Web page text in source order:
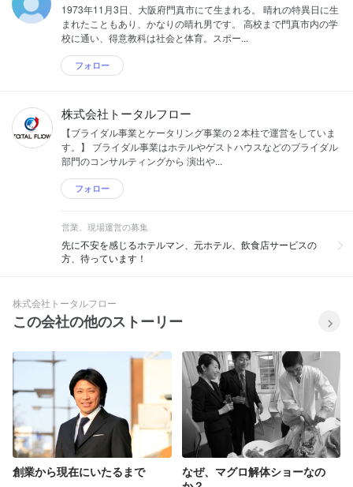
1973年11月3日、大阪府門真市にて生まれる。 晴れの特異日に生
まれたこともあり、かなりの晴れ男です。 高校まで門真市内の学
校に通い、得意教科は社会と体育。スポー...
フォロー
株式会社トータルフロー
【ブライダル事業とケータリング事業の２本柱で運営をしていま
す。】 ブライダル事業はホテルやゲストハウスなどのブライダル
部門のコンサルティングから 演出や...
フォロー
営業、現場運営の募集
先に不安を感じるホテルマン、元ホテル、飲食店サービスの
方、待っています！
株式会社トータルフロー
この会社の他のストーリー
創業から現在にいたるまで
なぜ、マグロ解体ショーなの